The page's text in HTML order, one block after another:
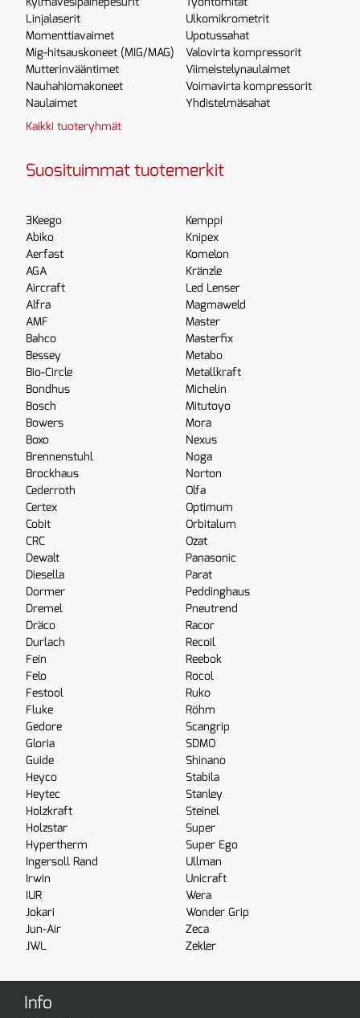
Linjalaserit
Momenttiavaimet
Mig-hitsauskoneet (MIG/MAG)
Mutterinvääntimet
Nauhahiomakoneet
Naulaimet
Ulkomikrometrit
Upotussahat
Valovirta kompressorit
Viimeistelynaulaimet
Voimavirta kompressorit
Yhdistelmäsahat
Kaikki tuoteryhmät
Suosituimmat tuotemerkit
3Keego
Abiko
Aerfast
AGA
Aircraft
Alfra
AMF
Bahco
Bessey
Bio-Circle
Bondhus
Bosch
Bowers
Boxo
Brennenstuhl
Brockhaus
Cederroth
Certex
Cobit
CRC
Dewalt
Diesella
Dormer
Dremel
Dräco
Durlach
Fein
Felo
Festool
Fluke
Gedore
Gloria
Guide
Heyco
Heytec
Holzkraft
Holzstar
Hypertherm
Ingersoll Rand
Irwin
IUR
Jokari
Jun-Air
JWL
Kemppi
Knipex
Komelon
Kränzle
Led Lenser
Magmaweld
Master
Masterfix
Metabo
Metallkraft
Michelin
Mitutoyo
Mora
Nexus
Noga
Norton
Olfa
Optimum
Orbitalum
Ozat
Panasonic
Parat
Peddinghaus
Pneutrend
Racor
Recoil
Reebok
Rocol
Ruko
Röhm
Scangrip
SDMO
Shinano
Stabila
Stanley
Steinel
Super
Super Ego
Ullman
Unicraft
Wera
Wonder Grip
Zeca
Zekler
Info